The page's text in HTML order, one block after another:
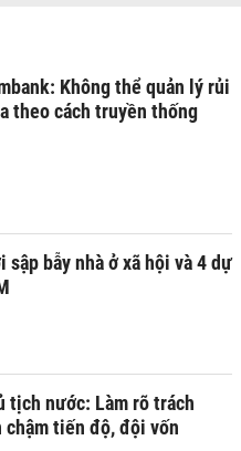
Không thể quản lý rủi
theo cách truyền thống
sập bẫy nhà ở xã hội và 4 dự
tịch nước: Làm rõ trách
tiến độ, đội vốn